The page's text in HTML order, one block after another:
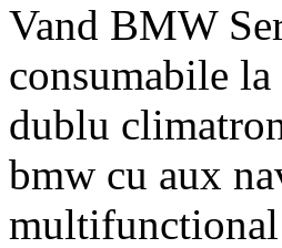
Vand BMW
consumabile
dublu
bmw cu aux
multifunctional